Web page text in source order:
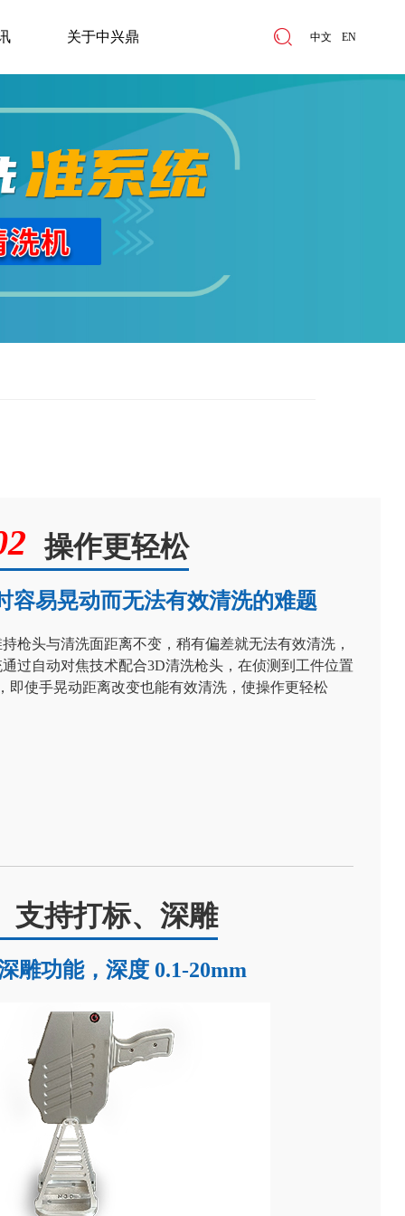
关于中兴鼎 中文 EN
操作更轻松
容易晃动而无法有效清洗的难题
枪头与清洗面距离不变，稍有偏差就无法有效清洗，
过自动对焦技术配合3D清洗枪头，在侦测到工件位置
即使手晃动距离改变也能有效清洗，使操作更轻松
支持打标、深雕
雕功能，深度 0.1-20mm